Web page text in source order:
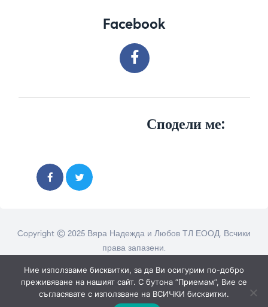
Facebook
Сподели ме:
Copyright © 2025 Вяра Надежда и Любов ТЛ ЕООД. Всчики
права запазени.
Ние използваме бисквитки, за да Ви осигурим по-добро
преживяване на нашият сайт. С бутона “Приемам”, Вие се
съгласявате с използване на ВСИЧКИ бисквитки.